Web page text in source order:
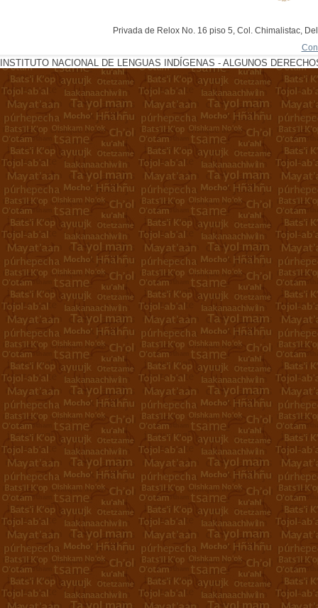
Privada de Relox No. 16 piso 5, Col. Chimalistac,
INSTITUTO NACIONAL DE LENGUAS INDÍGENAS - ALGUNOS